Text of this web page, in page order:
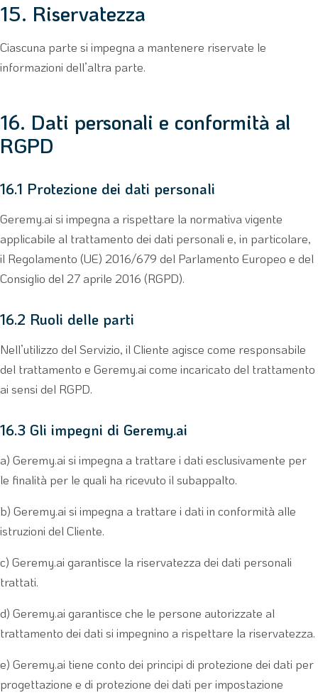
15. Riservatezza
Ciascuna parte si impegna a mantenere riservate le
informazioni dell’altra parte.
16. Dati personali e conformità al
RGPD
16.1 Protezione dei dati personali
Geremy.ai si impegna a rispettare la normativa vigente
applicabile al trattamento dei dati personali e, in particolare,
il Regolamento (UE) 2016/679 del Parlamento Europeo e del
Consiglio del 27 aprile 2016 (RGPD).
16.2 Ruoli delle parti
Nell’utilizzo del Servizio, il Cliente agisce come responsabile
del trattamento e Geremy.ai come incaricato del trattamento
ai sensi del RGPD.
16.3 Gli impegni di Geremy.ai
a) Geremy.ai si impegna a trattare i dati esclusivamente per
le finalità per le quali ha ricevuto il subappalto.
b) Geremy.ai si impegna a trattare i dati in conformità alle
istruzioni del Cliente.
c) Geremy.ai garantisce la riservatezza dei dati personali
trattati.
d) Geremy.ai garantisce che le persone autorizzate al
trattamento dei dati si impegnino a rispettare la riservatezza.
e) Geremy.ai tiene conto dei principi di protezione dei dati per
progettazione e di protezione dei dati per impostazione